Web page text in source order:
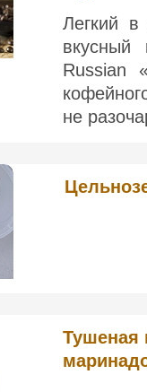
Легкий
вкусный
Russian
не
Тушеная